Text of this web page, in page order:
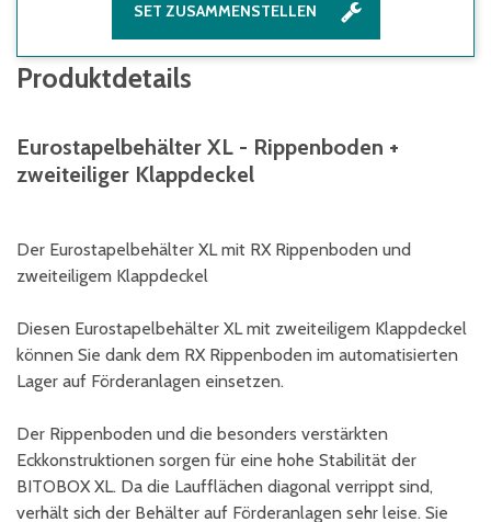
SET ZUSAMMENSTELLEN
Produktdetails
Eurostapelbehälter XL - Rippenboden +
zweiteiliger Klappdeckel
Der Eurostapelbehälter XL mit RX Rippenboden und
zweiteiligem Klappdeckel
Diesen Eurostapelbehälter XL mit zweiteiligem Klappdeckel
können Sie dank dem RX Rippenboden im automatisierten
Lager auf Förderanlagen einsetzen.
Der Rippenboden und die besonders verstärkten
Eckkonstruktionen sorgen für eine hohe Stabilität der
BITOBOX XL. Da die Laufflächen diagonal verrippt sind,
verhält sich der Behälter auf Förderanlagen sehr leise. Sie